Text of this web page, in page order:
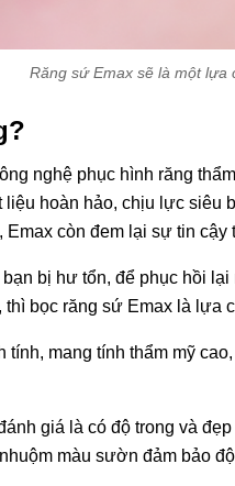
Răng sứ Emax sẽ là một lựa
nghệ phục hình răng
hoàn hảo, chịu lực
còn đem lại sự tin cậy
bị hư tổn, để phục hồi
bọc răng sứ Emax là lựa
mang tính thẩm mỹ
giá là có độ trong và
màu sườn đảm bảo